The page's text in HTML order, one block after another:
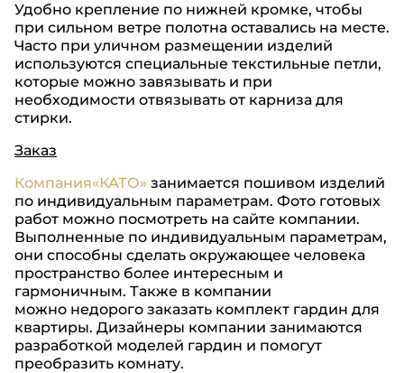
Удобно крепление по нижней кромке, чтобы
при сильном ветре полотна оставались на месте.
Часто при уличном размещении изделий
используются специальные текстильные петли,
которые можно завязывать и при
необходимости отвязывать от карниза для
стирки.
Заказ
Компания«КАТО» занимается пошивом изделий
по индивидуальным параметрам. Фото готовых
работ можно посмотреть на сайте компании.
Выполненные по индивидуальным параметрам,
они способны сделать окружающее человека
пространство более интересным и
гармоничным. Также в компании
можно недорого заказать комплект гардин для
квартиры. Дизайнеры компании занимаются
разработкой моделей гардин и помогут
преобразить комнату.